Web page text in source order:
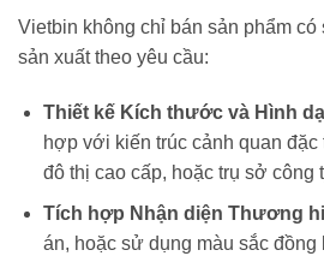
Vietbin không chỉ bán sản phẩm có
sản xuất theo yêu cầu:
Thiết kế Kích thước và Hình
hợp với kiến trúc cảnh quan đặc
đô thị cao cấp, hoặc trụ sở công
Tích hợp Nhận diện Thương
án, hoặc sử dụng màu sắc